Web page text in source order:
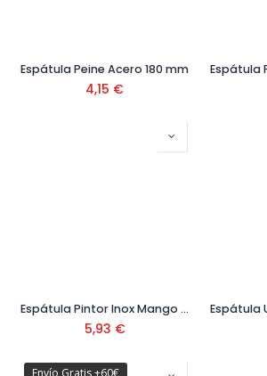
Espátula Peine Acero 180 mm
4,15 €
Espátula Pintor Inox Mango Plástico
5,93 €
Envío Gratis +60€